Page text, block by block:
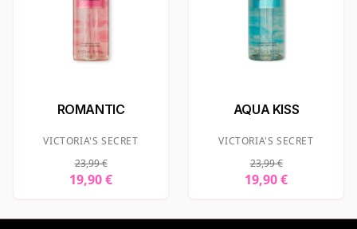
ROMANTIC
VICTORIA'S SECRET
23,99 €
19,90 €
AQUA KISS
VICTORIA'S SECRET
23,99 €
19,90 €